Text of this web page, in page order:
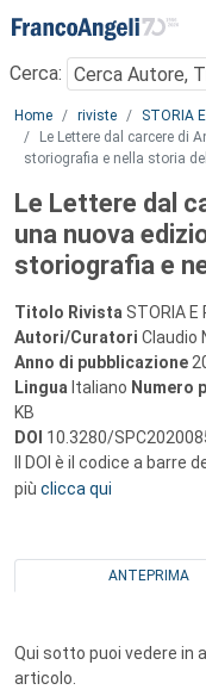
Menu
Cerca:
Main content
Home riviste STORIA
Le Lettere dal carcere di
storiografia e nella storia
Le Lettere dal
una nuova
storiografia e
Titolo Rivista STORIA E
Autori/Curatori Claudio
Anno di pubblicazione
Lingua Italiano Numero
KB
DOI 10.3280/
Il DOI è il codice a
più clicca qui
ANTEPRIMA
Qui sotto puoi vedere in
articolo.